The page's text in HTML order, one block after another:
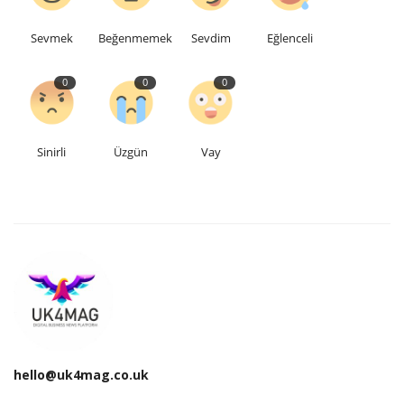
Etkinlik
Teknoloji
Dilim
Sevmek Beğenmemek Sevdim Eğlenceli
0
Sinirli
0
Üzgün
0
Vay
hello@uk4mag.co.uk